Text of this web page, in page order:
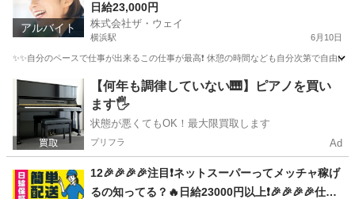
アルバイト
で決まりだね❗️❗️❗️
日給23,000円
株式会社ザ・ウェイ
横浜駅 6月10日
✨✨自分のペースで仕事が出来るこの仕事が最高❗️ 休憩の時間なども自分次第で自由
神奈川 横浜駅 ドライバー ネットスーパー
【何年も調律していない🎹】ピアノを買い
ます🖐️
状態が悪くてもOK！最大限買取します
プリフラ Ad
12🎉🎉🎉🎉注目❗️ネットスーパーってメッチャ稼げ
るの知ってる？🔥日給23000円以上❗️🎉🎉🎉🎉仕事